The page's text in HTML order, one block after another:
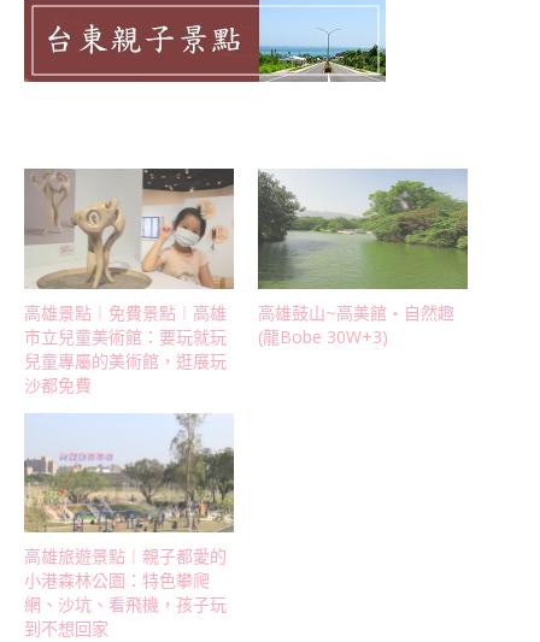
高雄景點︱免費景點︱高雄
市立兒童美術館：要玩就玩
兒童專屬的美術館，逛展玩
沙都免費
高雄鼓山~高美館‧自然趣
(龍Bobe 30W+3)
高雄旅遊景點︱親子都愛的
小港森林公園：特色攀爬
網、沙坑、看飛機，孩子玩
到不想回家